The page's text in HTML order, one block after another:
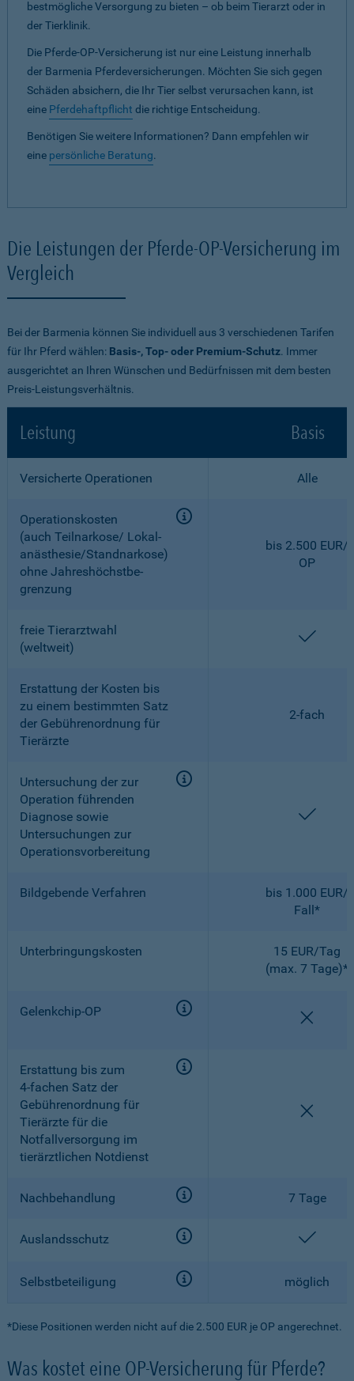
bestmögliche Versorgung zu bieten – ob beim Tierarzt oder in
der Tierklinik.
Die Pferde-OP-Versicherung ist nur eine Leistung innerhalb
der Barmenia Pferdeversicherungen. Möchten Sie sich gegen
Schäden absichern, die Ihr Tier selbst verursachen kann, ist
eine Pferdehaftpflicht die richtige Entscheidung.
Benötigen Sie weitere Informationen? Dann empfehlen wir
eine persönliche Beratung.
Die Leistungen der Pferde-OP-Versicherung im
Vergleich
Bei der Barmenia können Sie individuell aus 3 verschiedenen Tarifen
für Ihr Pferd wählen: Basis-, Top- oder Premium-Schutz. Immer
ausgerichtet an Ihren Wünschen und Bedürfnissen mit dem besten
Preis-Leistungsverhältnis.
Leistung Basis
Versicherte Operationen Alle
Operationskosten
(auch Teilnarkose/ Lokal­
anästhesie/Standnarkose)
ohne Jahreshöchstbe­
grenzung
bis 2.500 EUR/
OP
freie Tierarztwahl
(weltweit)
Erstattung der Kosten bis
zu einem bestimmten Satz
der Gebührenordnung für
Tierärzte
2-fach
Untersuchung der zur
Operation führenden
Diagnose sowie
Untersuchungen zur
Operationsvorbereitung
Bildgebende Verfahren
bis 1.000 EUR/
Fall*
Unterbringungskosten
15 EUR/Tag
(max. 7 Tage)*
Gelenkchip-OP
Erstattung bis zum
4-fachen Satz der
Gebührenordnung für
Tierärzte für die
Notfallversorgung im
tierärztlichen Notdienst
Nachbehandlung 7 Tage
Auslandsschutz
Selbstbeteiligung möglich
*Diese Positionen werden nicht auf die 2.500 EUR je OP angerechnet.
Was kostet eine OP-Versicherung für Pferde?